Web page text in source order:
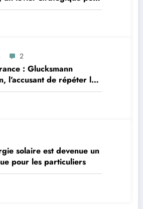
bretons
2
: Glucksmann
l’accusant de répéter les
Poutine
solaire est devenue un
pour les particuliers